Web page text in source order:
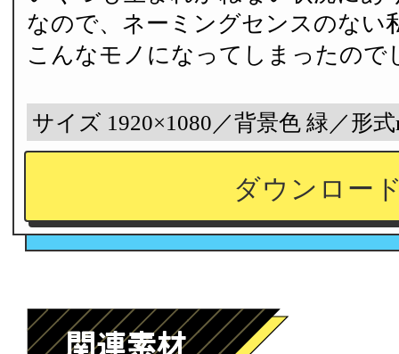
ダウンロー
なので、ネーミングセンスのない
こんなモノになってしまったので
サイズ 1920×1080／背景色 緑／形式